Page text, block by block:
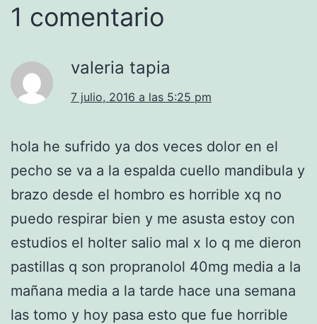
1 comentario
valeria tapia
7 julio, 2016 a las 5:25 pm
hola he sufrido ya dos veces dolor en el
pecho se va a la espalda cuello mandibula y
brazo desde el hombro es horrible xq no
puedo respirar bien y me asusta estoy con
estudios el holter salio mal x lo q me dieron
pastillas q son propranolol 40mg media a la
mañana media a la tarde hace una semana
las tomo y hoy pasa esto que fue horrible